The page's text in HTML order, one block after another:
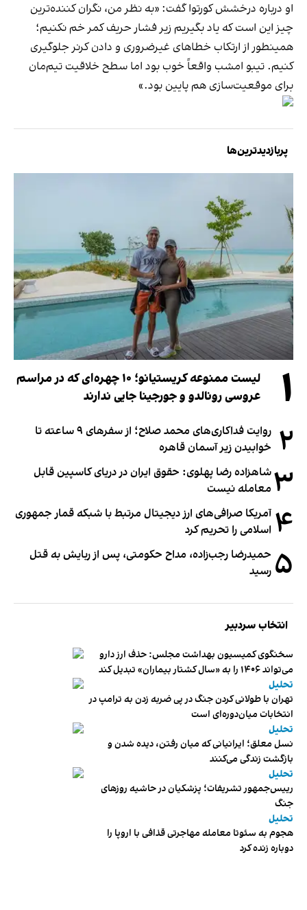
او درباره درخشش کورتوا گفت: «به نظر من، نگران کننده‌ترین
چیز این است که یاد بگیریم زیر فشار حریف کمر خم نکنیم؛
همینطور از ارتکاب خطاهای غیرضروری و دادن کرنر جلوگیری
کنیم. تیبو امشب واقعاً خوب بود اما سطح خلاقیت تیم‌مان
برای موقعیت‌سازی هم پایین بود.»
پربازدیدترین‌ها
۱
لیست ممنوعه کریستیانو؛ ۱۰ چهره‌ای که در مراسم
عروسی رونالدو و جورجینا جایی ندارند
۲
روایت فداکاری‌های محمد صلاح؛ از سفرهای ۹ ساعته تا
خوابیدن زیر آسمان قاهره
۳شاهزاده رضا پهلوی: حقوق ایران در دریای کاسپین قابل
معامله نیست
۴ آمریکا صرافی‌های ارز دیجیتال مرتبط با شبکه قمار جمهوری
اسلامی را تحریم کرد
۵ حمیدرضا رجب‌زاده، مداح حکومتی، پس از ربایش به قتل
رسید
انتخاب سردبیر
سخنگوی کمیسیون بهداشت مجلس: حذف ارز دارو
می‌تواند ۱۴۰۶ را به «سال کشتار بیماران» تبدیل کند
تحلیل
تهران با طولانی کردن جنگ در پی ضربه زدن به ترامپ در
انتخابات میان‌دوره‌ای است
تحلیل
نسل معلق؛ ایرانیانی که میان رفتن، دیده شدن و
بازگشت زندگی می‌کنند
تحلیل
رییس‌جمهور تشریفات؛ پزشکیان در حاشیه روزهای
جنگ
تحلیل
هجوم به سئوتا معامله مهاجرتی قذافی با اروپا را
دوباره زنده کرد